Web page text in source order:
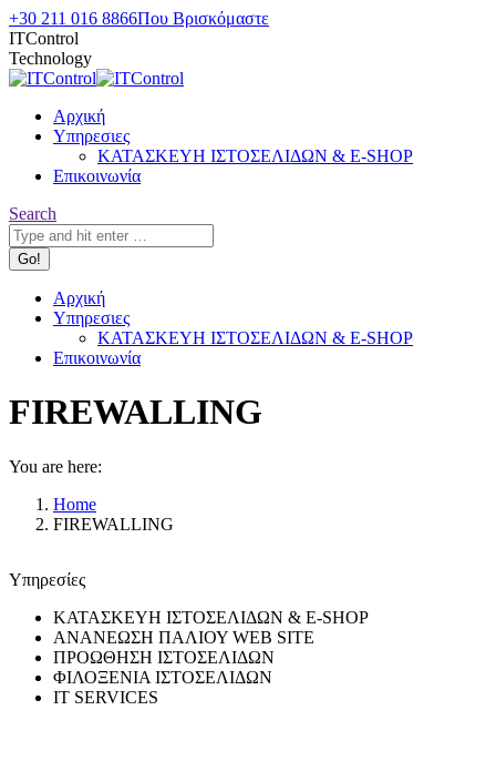
Skip
to
content
+30 211 016 8866Που Βρισκόμαστε
ITControl
Technology
Αρχική
Υπηρεσιες
ΚΑΤΑΣΚΕΥΗ ΙΣΤΟΣΕΛΙΔΩΝ & E-SHOP
Επικοινωνία
Search:
Search
Αρχική
Υπηρεσιες
ΚΑΤΑΣΚΕΥΗ ΙΣΤΟΣΕΛΙΔΩΝ & E-SHOP
Επικοινωνία
FIREWALLING
You are here:
Home
FIREWALLING
Υπηρεσίες
ΚΑΤΑΣΚΕΥΗ ΙΣΤΟΣΕΛΙΔΩΝ & E-SHOP
ΑΝΑΝΕΩΣΗ ΠΑΛΙΟΥ WEB SITE
ΠΡΟΩΘΗΣΗ ΙΣΤΟΣΕΛΙΔΩΝ
ΦΙΛΟΞΕΝΙΑ ΙΣΤΟΣΕΛΙΔΩΝ
IT SERVICES